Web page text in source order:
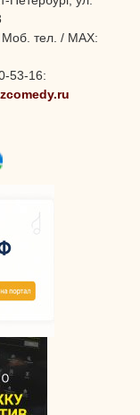
тел. / MAX:
53-16: